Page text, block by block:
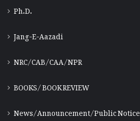
Ph.D.
Jang-E-Aazadi
NRC/CAB/CAA/NPR
BOOKS/ BOOK REVIEW
News/Announcement/Public Notice